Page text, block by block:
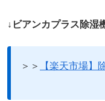
↓ビアンカプラス除湿
＞＞ 【楽天市場】